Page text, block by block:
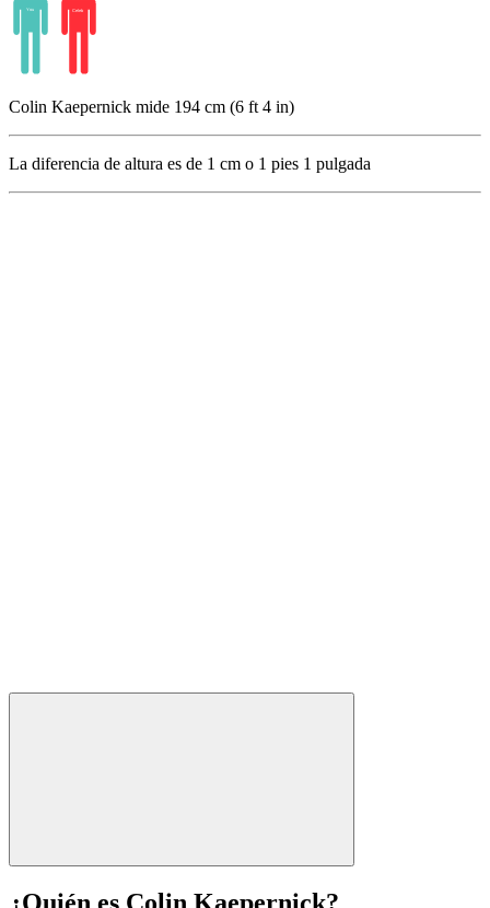
Colin Kaepernick mide 194 cm (6 ft 4 in)
La diferencia de altura es de 1 cm o 1 pies 1 pulgada